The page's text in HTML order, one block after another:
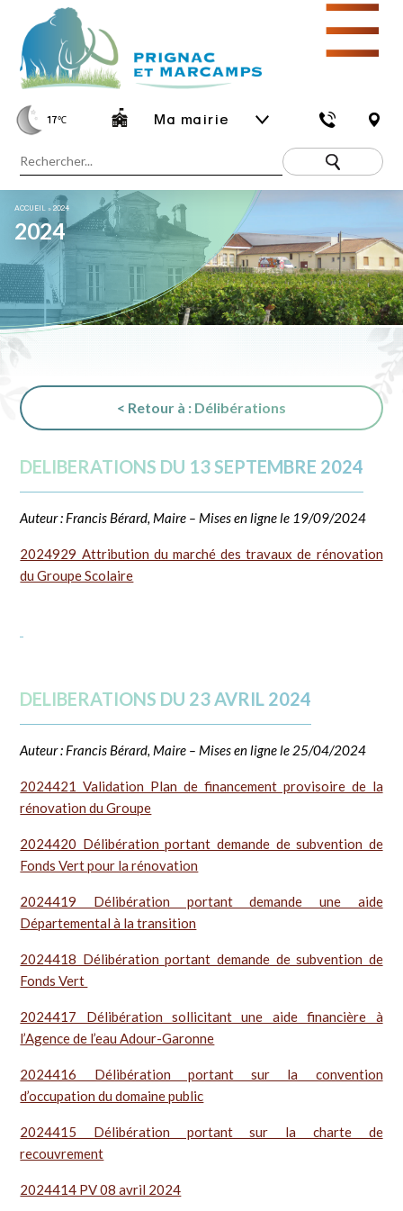
17℃ Ma mairie
☰
ACCUEIL »2024
2024
< Retour à : Délibérations
DELIBERATIONS DU 13 SEPTEMBRE 2024
Auteur : Francis Bérard, Maire – Mises en ligne le 19/09/2024
2024929 Attribution du marché des travaux de rénovation
du Groupe Scolaire
DELIBERATIONS DU 23 AVRIL 2024
Auteur : Francis Bérard, Maire – Mises en ligne le 25/04/2024
2024421 Validation Plan de financement provisoire de la
rénovation du Groupe
2024420 Délibération portant demande de subvention de
Fonds Vert pour la rénovation
2024419 Délibération portant demande une aide
Départemental à la transition
2024418 Délibération portant demande de subvention de
Fonds Vert
2024417 Délibération sollicitant une aide financière à
l’Agence de l’eau Adour-Garonne
2024416 Délibération portant sur la convention
d’occupation du domaine public
2024415 Délibération portant sur la charte de
recouvrement
2024414 PV 08 avril 2024